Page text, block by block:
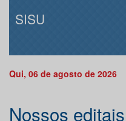
SISU
Qui, 06 de agosto de 2026
Nossos editais